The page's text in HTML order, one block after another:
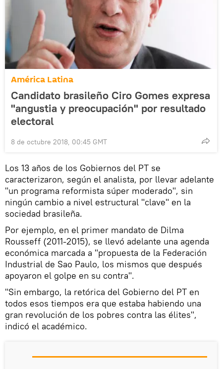
América Latina
Candidato brasileño Ciro Gomes expresa
"angustia y preocupación" por resultado
electoral
8 de octubre 2018, 00:45 GMT
Los 13 años de los Gobiernos del PT se
caracterizaron, según el analista, por llevar adelante
"un programa reformista súper moderado", sin
ningún cambio a nivel estructural "clave" en la
sociedad brasileña.
Por ejemplo, en el primer mandato de Dilma
Rousseff (2011-2015), se llevó adelante una agenda
económica marcada a "propuesta de la Federación
Industrial de Sao Paulo, los mismos que después
apoyaron el golpe en su contra".
"Sin embargo, la retórica del Gobierno del PT en
todos esos tiempos era que estaba habiendo una
gran revolución de los pobres contra las élites",
indicó el académico.